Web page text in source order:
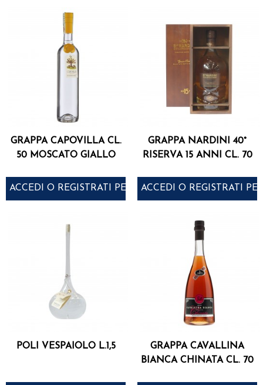
GRAPPA CAPOVILLA CL.
50 MOSCATO GIALLO
ACCEDI O REGISTRATI PER ACQUISTARE
GRAPPA NARDINI 40°
RISERVA 15 ANNI CL. 70
ACCEDI O REGISTRATI
POLI VESPAIOLO L.1,5
GRAPPA CAVALLINA
BIANCA CHINATA CL. 70